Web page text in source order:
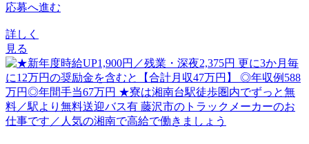
応募へ進む
詳しく
見る